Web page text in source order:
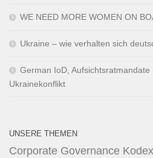
WE NEED MORE WOMEN ON
Ukraine – wie verhalten sich
German IoD,
Ukrainekonflikt
UNSERE THEMEN
Corporate Governance Kodex